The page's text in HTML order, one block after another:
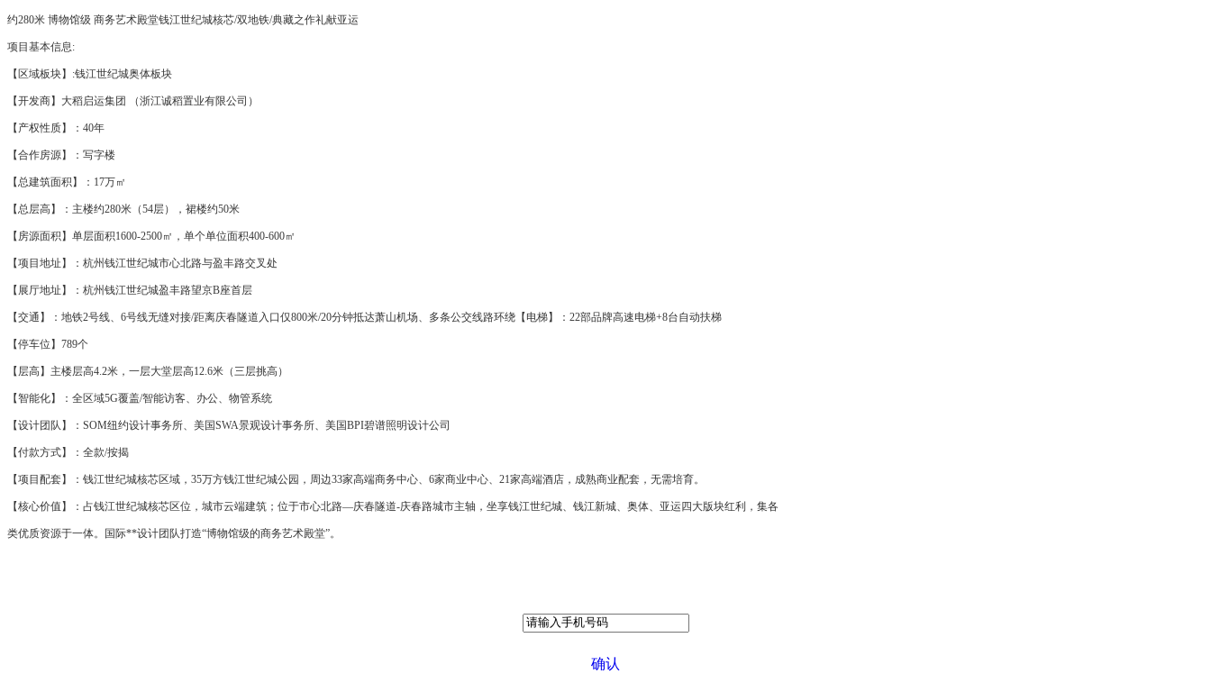
约280米 博物馆级 商务艺术殿堂钱江世纪城核芯/双地铁/典藏之作礼献亚运
项目基本信息:
【区域板块】:钱江世纪城奥体板块
【开发商】大稻启运集团 （浙江诚稻置业有限公司）
【产权性质】：40年
【合作房源】：写字楼
【总建筑面积】：17万㎡
【总层高】：主楼约280米（54层），裙楼约50米
【房源面积】单层面积1600-2500㎡，单个单位面积400-600㎡
【项目地址】：杭州钱江世纪城市心北路与盈丰路交叉处
【展厅地址】：杭州钱江世纪城盈丰路望京B座首层
【交通】：地铁2号线、6号线无缝对接/距离庆春隧道入口仅800米/20分钟抵达萧山机场、多条公交线路环绕【电梯】：22部品牌高速电梯+8台自动扶梯
【停车位】789个
【层高】主楼层高4.2米，一层大堂层高12.6米（三层挑高）
【智能化】：全区域5G覆盖/智能访客、办公、物管系统
【设计团队】：SOM纽约设计事务所、美国SWA景观设计事务所、美国BPI碧谱照明设计公司
【付款方式】：全款/按揭
【项目配套】：钱江世纪城核芯区域，35万方钱江世纪城公园，周边33家高端商务中心、6家商业中心、21家高端酒店，成熟商业配套，无需培育。
【核心价值】：占钱江世纪城核芯区位，城市云端建筑；位于市心北路—庆春隧道-庆春路城市主轴，坐享钱江世纪城、钱江新城、奥体、亚运四大版块红利，集各
类优质资源于一体。国际**设计团队打造“博物馆级的商务艺术殿堂”。
确认